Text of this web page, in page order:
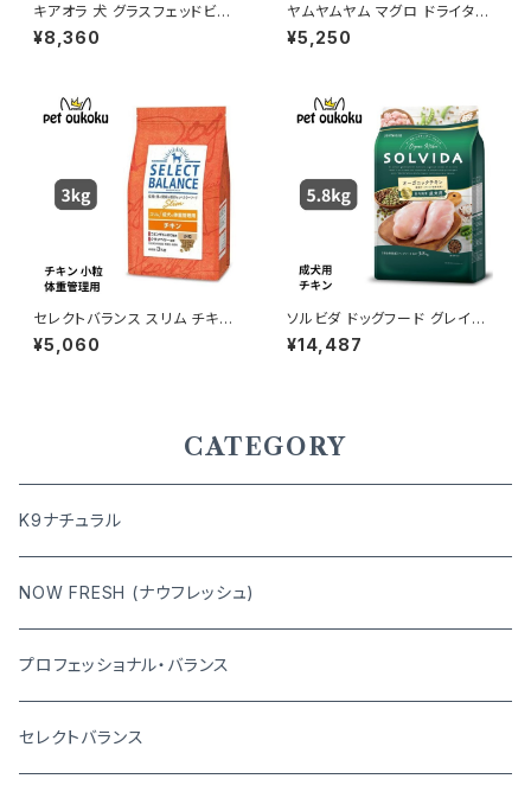
キアオラ 犬 グラスフェッドビー
フ＆レバー 2.5kg
¥8,360
ヤムヤムヤム マグロ ドライタイ
プ 1.3kg yum yum yum ! 45
71245859372
¥5,250
セレクトバランス スリム チキン
小粒 成犬用の体重管理用 3kg
¥5,060
ソルビダ ドッグフード グレイン
フリー チキン 室内飼育成犬用
5.8kg 4562312014473
¥14,487
CATEGORY
K9ナチュラル
NOW FRESH (ナウフレッシュ)
プロフェッショナル・バランス
セレクトバランス